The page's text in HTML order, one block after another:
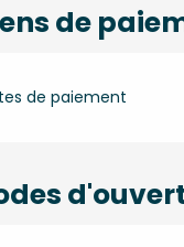
de
de paiement